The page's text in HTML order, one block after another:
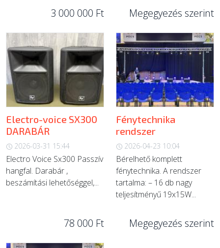
3 000 000 Ft Megegyezés szerint
Electro-voice SX300
DARABÁR
2026-03-31 15:44
Electro Voice Sx300 Passzív
hangfal. Darabár ,
beszámítási lehetőséggel,...
78 000 Ft
Fénytechnika
rendszer
2026-04-23 10:04
Bérelhető komplett
fénytechnika. A rendszer
tartalma: – 16 db nagy
teljesítményű 19x15W...
Megegyezés szerint